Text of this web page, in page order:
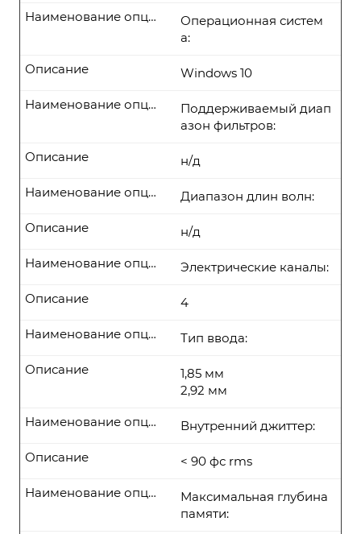
Операционная систем
а:
Наименование опции
Windows 10
Описание
Поддерживаемый диап
азон фильтров:
Наименование опции
н/д
Описание
Диапазон длин волн:
Наименование опции
н/д
Описание
Электрические каналы:
Наименование опции
4
Описание
Тип ввода:
Наименование опции
1,85 мм
2,92 мм
Описание
Внутренний джиттер:
Наименование опции
< 90 фс rms
Описание
Максимальная глубина
памяти:
Наименование опции